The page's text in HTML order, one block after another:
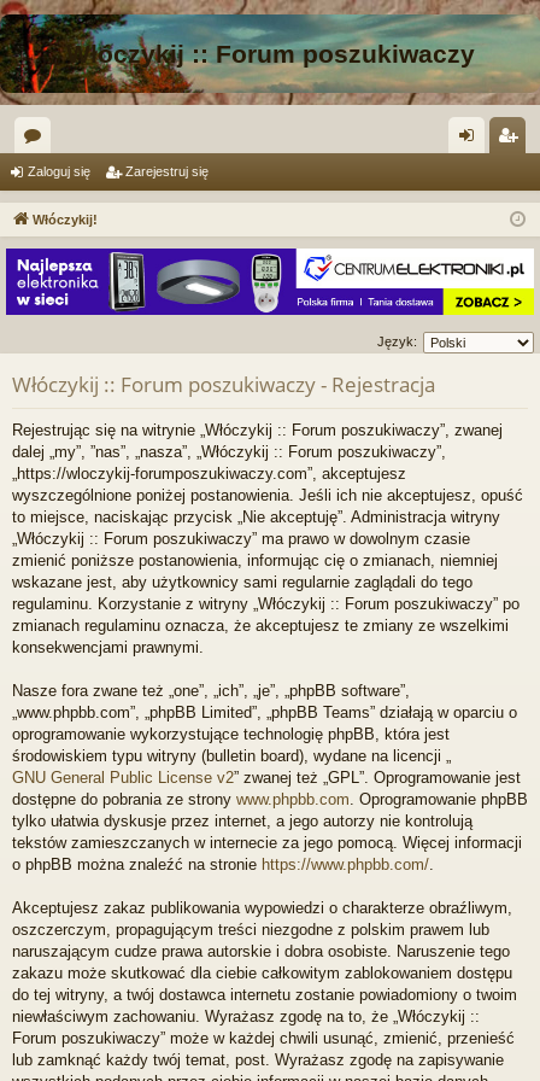
Włóczykij :: Forum poszukiwaczy
or
a og
si
ę
ej
tru
j
si
Zaloguj się Zarejestruj się
Włóczykij!
Język:
Włóczykij :: Forum poszukiwaczy - Rejestracja
Rejestrując się na witrynie „Włóczykij :: Forum poszukiwaczy”, zwanej
dalej „my”, ”nas”, „nasza”, „Włóczykij :: Forum poszukiwaczy”,
„https://wloczykij-forumposzukiwaczy.com”, akceptujesz
wyszczególnione poniżej postanowienia. Jeśli ich nie akceptujesz, opuść
to miejsce, naciskając przycisk „Nie akceptuję”. Administracja witryny
„Włóczykij :: Forum poszukiwaczy” ma prawo w dowolnym czasie
zmienić poniższe postanowienia, informując cię o zmianach, niemniej
wskazane jest, aby użytkownicy sami regularnie zaglądali do tego
regulaminu. Korzystanie z witryny „Włóczykij :: Forum poszukiwaczy” po
zmianach regulaminu oznacza, że akceptujesz te zmiany ze wszelkimi
konsekwencjami prawnymi.
Nasze fora zwane też „one”, „ich”, „je”, „phpBB software”,
„www.phpbb.com”, „phpBB Limited”, „phpBB Teams” działają w oparciu o
oprogramowanie wykorzystujące technologię phpBB, która jest
środowiskiem typu witryny (bulletin board), wydane na licencji „
GNU General Public License v2” zwanej też „GPL”. Oprogramowanie jest
dostępne do pobrania ze strony www.phpbb.com . Oprogramowanie phpBB
tylko ułatwia dyskusje przez internet, a jego autorzy nie kontrolują
tekstów zamieszczanych w internecie za jego pomocą. Więcej informacji
o phpBB można znaleźć na stronie https://www.phpbb.com/
Akceptujesz zakaz publikowania wypowiedzi o charakterze obraźliwym,
oszczerczym, propagującym treści niezgodne z polskim prawem lub
naruszającym cudze prawa autorskie i dobra osobiste. Naruszenie tego
zakazu może skutkować dla ciebie całkowitym zablokowaniem dostępu
do tej witryny, a twój dostawca internetu zostanie powiadomiony o twoim
niewłaściwym zachowaniu. Wyrażasz zgodę na to, że „Włóczykij ::
Forum poszukiwaczy” może w każdej chwili usunąć, zmienić, przenieść
lub zamknąć każdy twój temat, post. Wyrażasz zgodę na zapisywanie